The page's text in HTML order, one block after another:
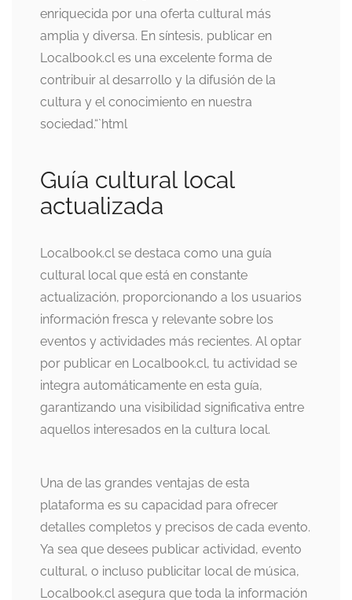
enriquecida por una oferta cultural más
amplia y diversa. En síntesis, publicar en
Localbook.cl es una excelente forma de
contribuir al desarrollo y la difusión de la
cultura y el conocimiento en nuestra
sociedad.“`html
Guía cultural local
actualizada
Localbook.cl se destaca como una guía
cultural local que está en constante
actualización, proporcionando a los usuarios
información fresca y relevante sobre los
eventos y actividades más recientes. Al optar
por publicar en Localbook.cl, tu actividad se
integra automáticamente en esta guía,
garantizando una visibilidad significativa entre
aquellos interesados en la cultura local.
Una de las grandes ventajas de esta
plataforma es su capacidad para ofrecer
detalles completos y precisos de cada evento.
Ya sea que desees publicar actividad, evento
cultural, o incluso publicitar local de música,
Localbook.cl asegura que toda la información